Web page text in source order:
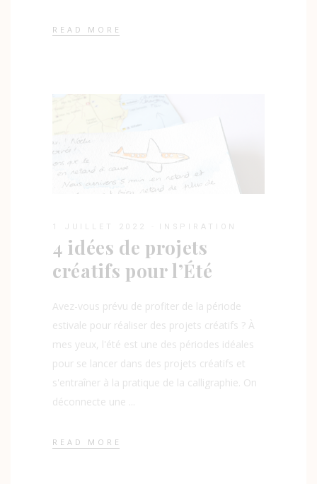
READ MORE
1 JUILLET 2022 INSPIRATION
4 idées de projets
créatifs pour l’Été
Avez-vous prévu de profiter de la période
estivale pour réaliser des projets créatifs ? À
mes yeux, l'été est une des périodes idéales
pour se lancer dans des projets créatifs et
s'entraîner à la pratique de la calligraphie. On
déconnecte une
READ MORE